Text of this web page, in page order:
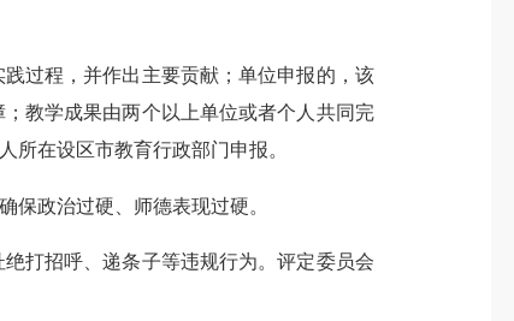
过程，并作出主要贡献；单位申报的，该
教学成果由两个以上单位或者个人共同完
所在设区市教育行政部门申报。
政治过硬、师德表现过硬。
打招呼、递条子等违规行为。评定委员会